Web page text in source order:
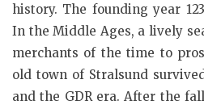
history. The founding year
In the Middle Ages, a lively
merchants of the time to
old town of Stralsund
and the GDR era. After the